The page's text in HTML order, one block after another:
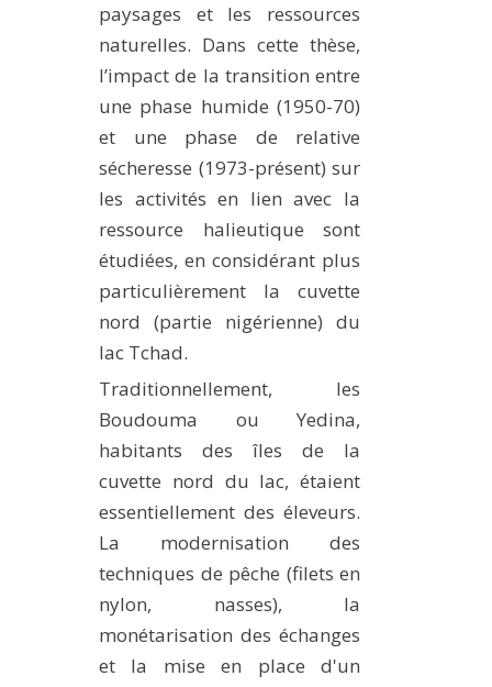
paysages et les ressources
naturelles. Dans cette thèse,
l’impact de la transition entre
une phase humide (1950-70)
et une phase de relative
sécheresse (1973-présent) sur
les activités en lien avec la
ressource halieutique sont
étudiées, en considérant plus
particulièrement la cuvette
nord (partie nigérienne) du
lac Tchad.
Traditionnellement, les
Boudouma ou Yedina,
habitants des îles de la
cuvette nord du lac, étaient
essentiellement des éleveurs.
La modernisation des
techniques de pêche (filets en
nylon, nasses), la
monétarisation des échanges
et la mise en place d'un